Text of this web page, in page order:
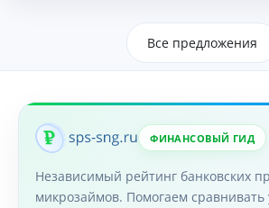
Все предложения
ФИНАНСОВЫЙ ГИД
Независимый рейтинг банковских
микрозаймов. Помогаем сравнивать